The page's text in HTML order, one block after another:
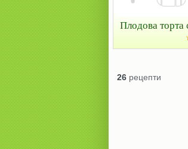
Плодова торта
26 рецепти